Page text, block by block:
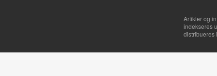
Artikler og
indekseres
distribueres